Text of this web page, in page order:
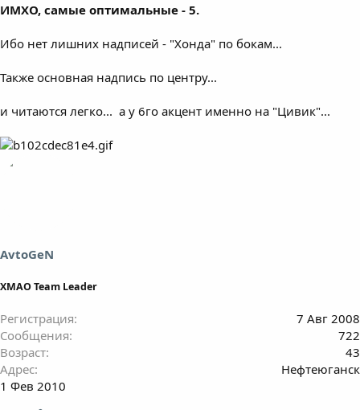
ИМХО, самые оптимальные - 5.
Ибо нет лишних надписей - "Хонда" по бокам...
Также основная надпись по центру...
и читаются легко... а у 6го акцент именно на "Цивик"...
AvtoGeN
ХМАО Team Leader
Регистрация
7 Авг 2008
Сообщения
722
Возраст
43
Адрес
Нефтеюганск
1 Фев 2010